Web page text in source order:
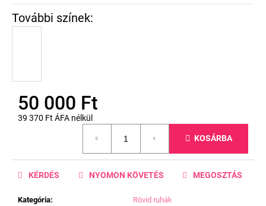
50 000 Ft
39 370 Ft ÁFA nélkül
KOSÁRBA
Kategória:
Rövid ruhák
KÉRDÉS NYOMON KÖVETÉS MEGOSZTÁS